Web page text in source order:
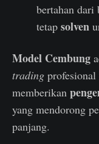
bertahan dari
tetap solven
Model Cembung
trading profesional
memberikan
yang mendorong
panjang.